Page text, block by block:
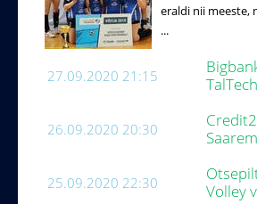
eraldi nii meeste,
...
27.09.2020 21:15
26.09.2020 20:30
25.09.2020 22:30
Volley